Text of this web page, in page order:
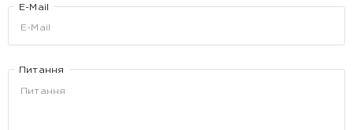
E-Mail
Питання